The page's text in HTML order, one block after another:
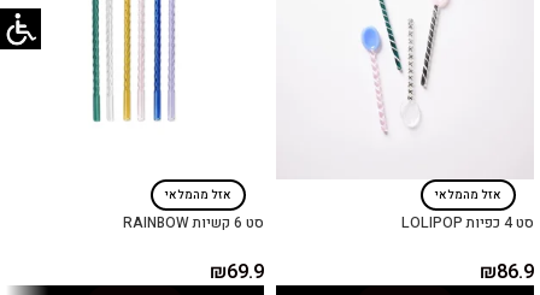
אזל מהמלאי
סט 4 כפיות LOLIPOP
₪86.9
אזל מהמלאי
סט 6 קשיות RAINBOW
₪69.9